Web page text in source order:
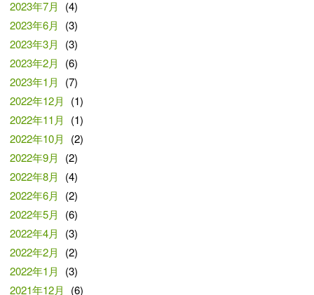
2023年7月
(4)
2023年6月
(3)
2023年3月
(3)
2023年2月
(6)
2023年1月
(7)
2022年12月
(1)
2022年11月
(1)
2022年10月
(2)
2022年9月
(2)
2022年8月
(4)
2022年6月
(2)
2022年5月
(6)
2022年4月
(3)
2022年2月
(2)
2022年1月
(3)
2021年12月
(6)